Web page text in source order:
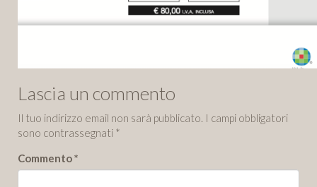
Lascia un commento
Il tuo indirizzo email non sarà pubblicato. I campi obbligatori
sono contrassegnati *
Commento*